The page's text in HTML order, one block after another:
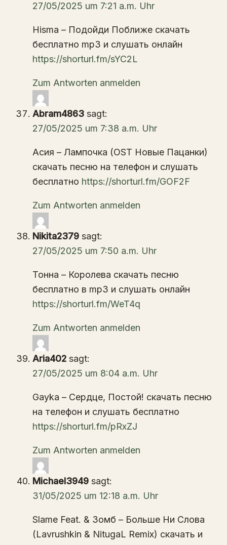
27/05/2025 um 7:21 a.m. Uhr
Hisma – Подойди Поближе скачать
бесплатно mp3 и слушать онлайн
https://shorturl.fm/sYC2L
Zum Antworten anmelden
Abram4863 sagt:
27/05/2025 um 7:38 a.m. Uhr
Асия – Лампочка (OST Новые Пацанки)
скачать песню на телефон и слушать
бесплатно https://shorturl.fm/GOF2F
Zum Antworten anmelden
Nikita2379 sagt:
27/05/2025 um 7:50 a.m. Uhr
Тонна – Королева скачать песню
бесплатно в mp3 и слушать онлайн
https://shorturl.fm/WeT4q
Zum Antworten anmelden
Aria402 sagt:
27/05/2025 um 8:04 a.m. Uhr
Gayka – Сердце, Постой! скачать песню
на телефон и слушать бесплатно
https://shorturl.fm/pRxZJ
Zum Antworten anmelden
Michael3949 sagt:
31/05/2025 um 12:18 a.m. Uhr
Slame Feat. & Зомб – Больше Ни Слова
(Lavrushkin & NitugaL Remix) скачать и